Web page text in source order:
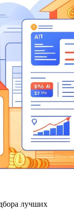
лучших